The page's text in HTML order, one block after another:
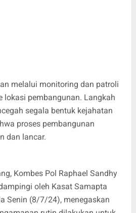
melalui monitoring dan patroli
lokasi pembangunan. Langkah
segala bentuk kejahatan
proses pembangunan
dan lancar.
Kombes Pol Raphael Sandhy
oleh Kasat Samapta
Senin (8/7/24), menegaskan